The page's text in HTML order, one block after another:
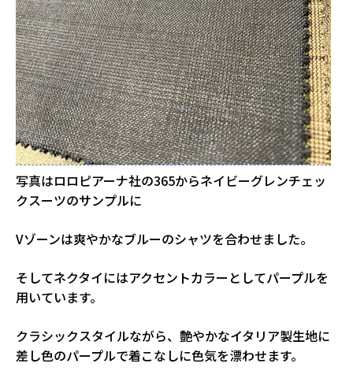
写真はロロピアーナ社の365からネイビーグレンチェッ
クスーツのサンプルに
Vゾーンは爽やかなブルーのシャツを合わせました。
そしてネクタイにはアクセントカラーとしてパープルを
用いています。
クラシックスタイルながら、艶やかなイタリア製生地に
差し色のパープルで着こなしに色気を漂わせます。